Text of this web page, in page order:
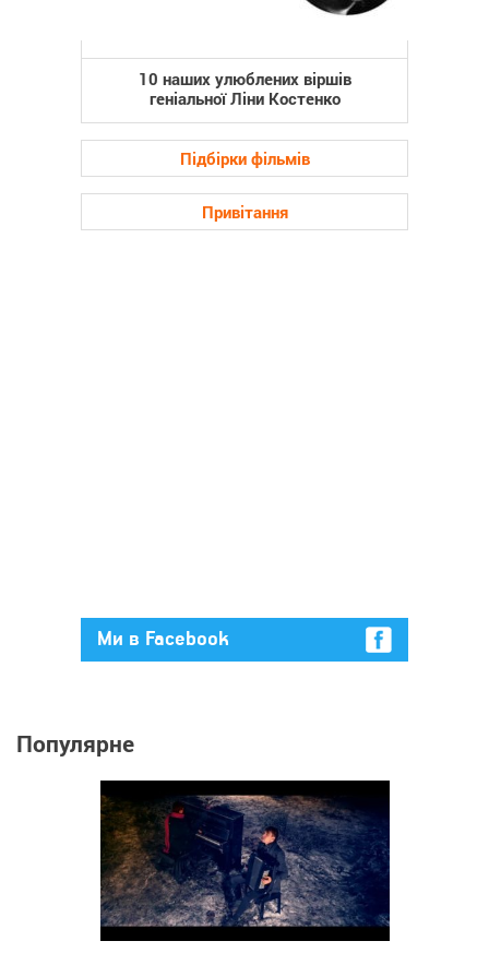
10 наших улюблених віршів
геніальної Ліни Костенко
Підбірки фільмів
Привітання
Ми в Facebook
Популярне
41 918